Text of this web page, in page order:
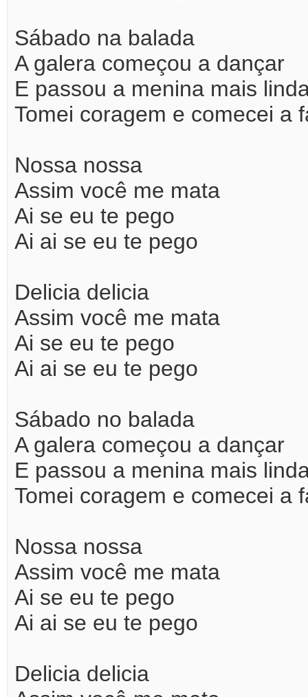
Sábado na balada
A galera começou a dançar
E passou a menina mais
Tomei coragem e comecei a
Nossa nossa
Assim você me mata
Ai se eu te pego
Ai ai se eu te pego
Delicia delicia
Assim você me mata
Ai se eu te pego
Ai ai se eu te pego
Sábado no balada
A galera começou a dançar
E passou a menina mais
Tomei coragem e comecei a
Nossa nossa
Assim você me mata
Ai se eu te pego
Ai ai se eu te pego
Delicia delicia